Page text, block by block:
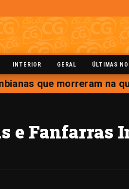
INTERIOR GERAL ÚLTIMAS
que morreram na
e Fanfarras